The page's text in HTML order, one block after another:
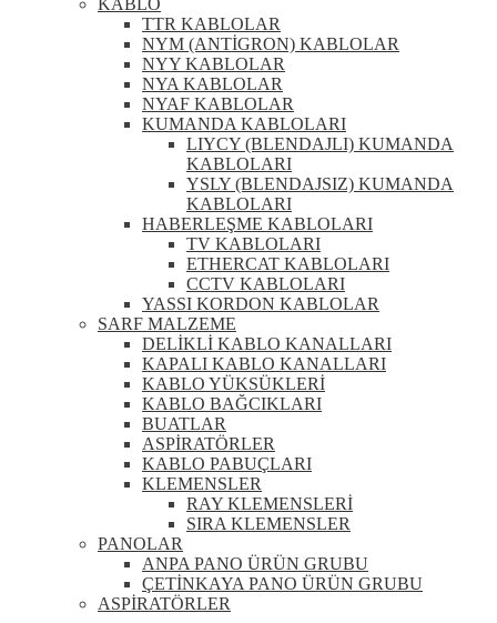
KABLO
TTR KABLOLAR
NYM (ANTİGRON) KABLOLAR
NYY KABLOLAR
NYA KABLOLAR
NYAF KABLOLAR
KUMANDA KABLOLARI
LIYCY (BLENDAJLI) KUMANDA
KABLOLARI
YSLY (BLENDAJSIZ) KUMANDA
KABLOLARI
HABERLEŞME KABLOLARI
TV KABLOLARI
ETHERCAT KABLOLARI
CCTV KABLOLARI
YASSI KORDON KABLOLAR
SARF MALZEME
DELİKLİ KABLO KANALLARI
KAPALI KABLO KANALLARI
KABLO YÜKSÜKLERİ
KABLO BAĞCIKLARI
BUATLAR
ASPİRATÖRLER
KABLO PABUÇLARI
KLEMENSLER
RAY KLEMENSLERİ
SIRA KLEMENSLER
PANOLAR
ANPA PANO ÜRÜN GRUBU
ÇETİNKAYA PANO ÜRÜN GRUBU
ASPİRATÖRLER